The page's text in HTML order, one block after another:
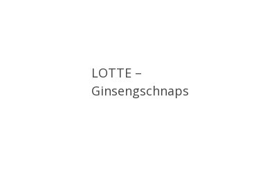
LOTTE –
Ginsengschnaps